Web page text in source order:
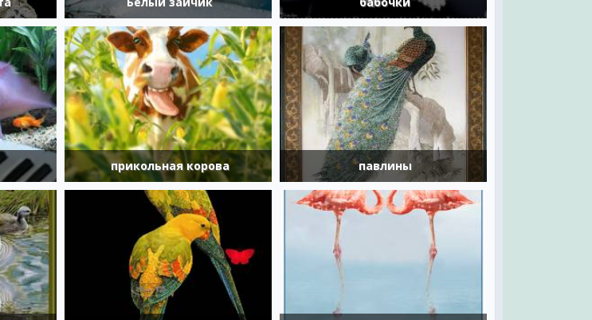
прикольная корова павлины